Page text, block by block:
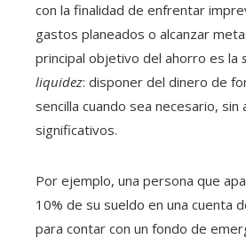
con la finalidad de enfrentar
gastos planeados o alcanzar
principal objetivo del ahorro es la
liquidez: disponer del dinero de
sencilla cuando sea necesario, sin
significativos.
Por ejemplo, una persona que
10% de su sueldo en una cuenta
para contar con un fondo de